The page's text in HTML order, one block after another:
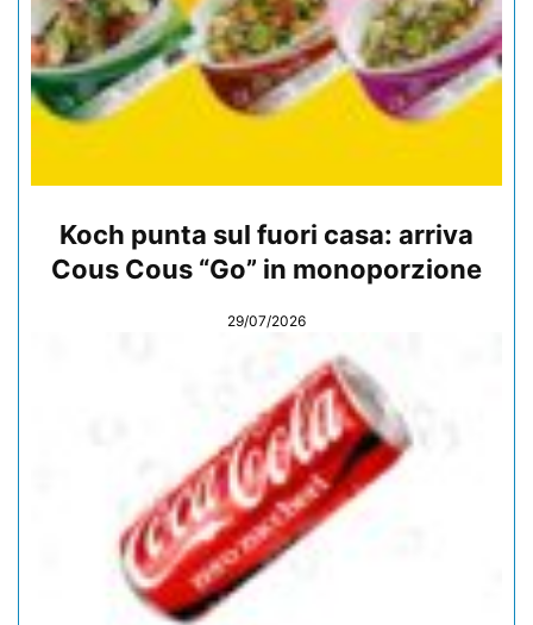
Koch punta sul fuori casa: arriva
Cous Cous “Go” in monoporzione
29/07/2026